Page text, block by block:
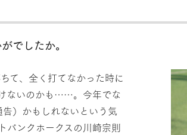
でしたか。
て、全く打てなかった時に
ないのかも……。今年でな
）かもしれないという気
バンクホークスの川崎宗則